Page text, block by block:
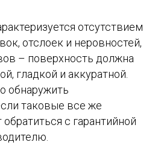
отсутствием
отслоек и неровностей,
– поверхность должна
гладкой и аккуратной.
обнаружить
таковые все же
с гарантийной